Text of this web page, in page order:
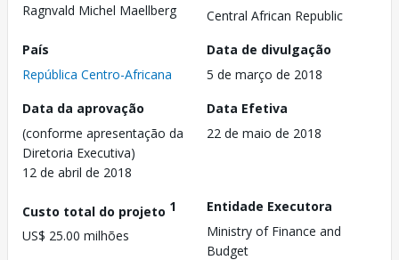
Ragnvald Michel Maellberg
Central African Republic
País
República Centro-Africana
Data de divulgação
5 de março de 2018
Data da aprovação
(conforme apresentação da
Diretoria Executiva)
12 de abril de 2018
Data Efetiva
22 de maio de 2018
Custo total do projeto 1
US$ 25.00 milhões
Entidade Executora
Ministry of Finance and
Budget